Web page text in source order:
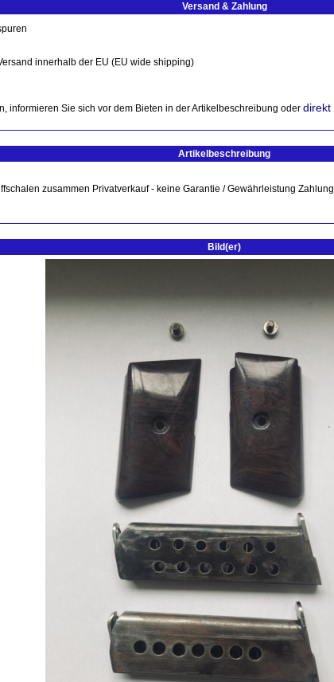
Versand & Zahlung
innerhalb der EU (EU wide shipping)
informieren Sie sich vor dem Bieten in der Artikelbeschreibung oder direkt
Artikelbeschreibung
zusammen Privatverkauf - keine Garantie / Gewährleistung
Bild(er)